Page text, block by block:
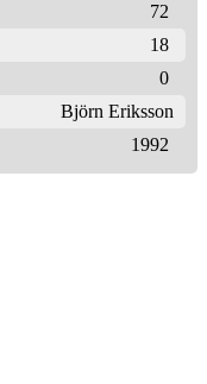
72
18
0
Björn Eriksson
1992